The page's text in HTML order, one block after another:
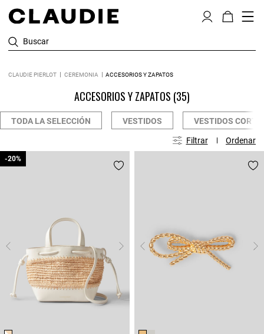
Buscar
CLAUDIE PIERLOT CEREMONIA ACCESORIOS Y ZAPATOS
ACCESORIOS Y ZAPATOS (35)
TODA LA SELECCIÓN VESTIDOS VESTIDOS
Filtrar Ordenar
-20%
-20%